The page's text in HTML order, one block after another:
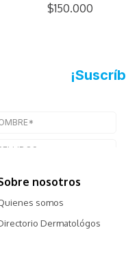
$150.000
nosotros
somos
Dermatológos